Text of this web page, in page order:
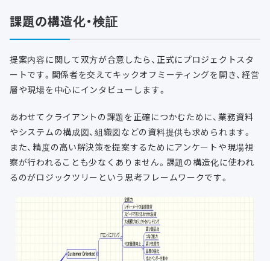
課題の構造化・検証
提案内容に関して双方が合意したら、正式にプロジェクトスタ
ートです。関係者を交えてキックオフミーティングを開き、経営
層や現場を中心にインタビューします。
あわせてクライアントの課題を正確につかむために、業務資料
やシステムの構成図、組織図などの資料提供も求められます。
また、精度の高い解決策を提案するためにアンケートや現場視
察が行われることも少なくありません。課題の構造化に使われ
るのがロジックツリーという思考フレームワークです。